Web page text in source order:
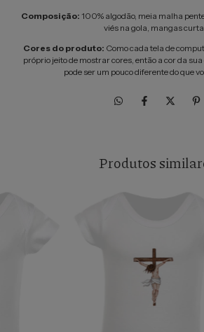
Composição: 100% algodão, meia malha
viés na gola, mangas
Cores do produto: Como cada tela de
próprio jeito de mostrar cores, então a cor da
pode ser um pouco diferente do que
Produtos